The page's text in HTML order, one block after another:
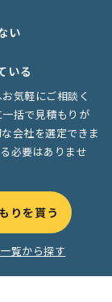
い
いる
気軽にご相談く
括で見積もりが
会社を選定できま
必要はありませ
りを貰う
覧から探す